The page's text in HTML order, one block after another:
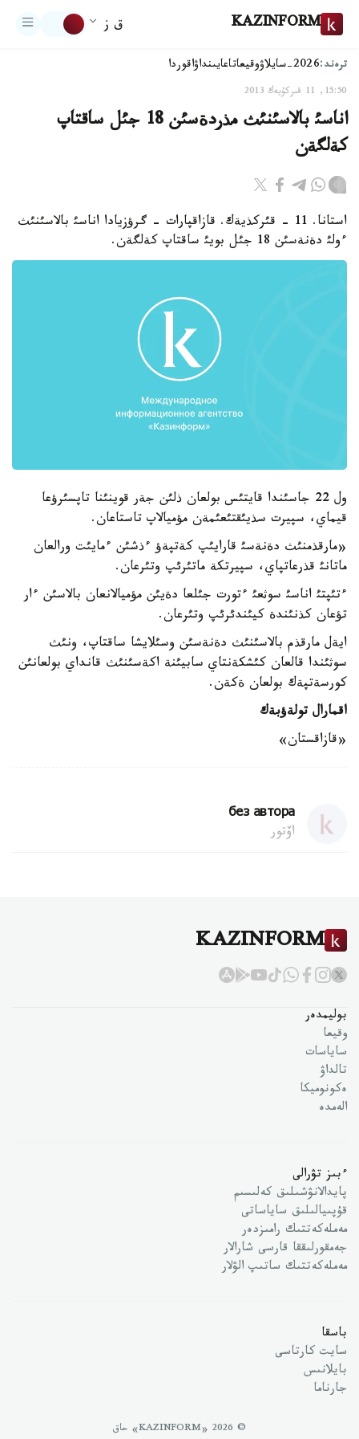
KAZINFORM ق ز
ترەند:2026-سايلاۋ وقيعاتاعايىنداۋاقوردا
15:50, 11 قىركۇيەك 2013
اناسئ بالاسئنئث مذردةسئن 18 جئل ساقتاپ
كةلگةن
استانا. 11 - قئركذيةك. قازاقپارات - گرؤزيادا اناسئ بالاسئنئث
ءولئ دةنةسئن 18 جئل بويئ ساقتاپ كةلگةن.
ول 22 جاسئندا قايتئس بولعان ذلئن جةر قوينئنا تاپسئرؤعا
قيماي، سپيرت سذيئقتئعئمةن مؤميالاپ تاستاعان.
«مارقذمنئث دةنةسئ قارايئپ كةتپةؤ ءذشئن ءمايئت ورالعان
ماتانئ قذرعاتپاي، سپيرتكة ماتئرئپ وتئرعان.
ءتئپتئ اناسئ سوثعئ ءتورت جئلعا دةيئن مؤميالانعان بالاسئن ءار
تؤعان كذنئندة كيئندئرئپ وتئرعان.
ايةل مارقذم بالاسئنئث دةنةسئن وسئلايشا ساقتاپ، ونئث
سوثئندا قالعان كئشكةنتاي سابيئنة اكةسئنئث قانداي بولعانئن
كورسةتپةك بولعان ةكةن.
اقمارال تولةؤبةك
«قازاقستان»
без автора
اۆتور
KAZINFORM
بوليمدەر
وقيعا
ساياسات
تالداۋ
ەكونوميكا
الەمدە
ءبىز تۋرالى
پايدالانۋشىلىق كەلىسىم
قۇپىيالىلىق ساياساتى
مەملەكەتتىك رامىزدەر
جەمقورلىققا قارسى شارالار
مەملەكەتتىك ساتىپ الۋلار
باسقا
سايت كارتاسى
بايلانىس
جارناما
© 2026 «KAZINFORM» حاق